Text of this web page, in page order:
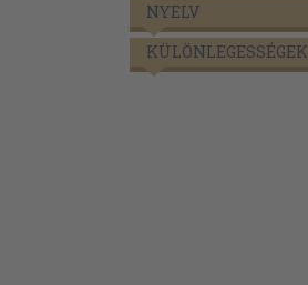
NYELV
KÜLÖNLEGESSÉGEK